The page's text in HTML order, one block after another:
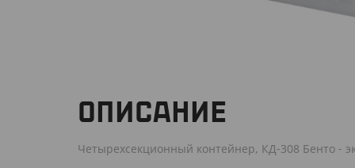
ОПИСАНИЕ
Четырехсекционный контейнер, КД-308 Бенто -